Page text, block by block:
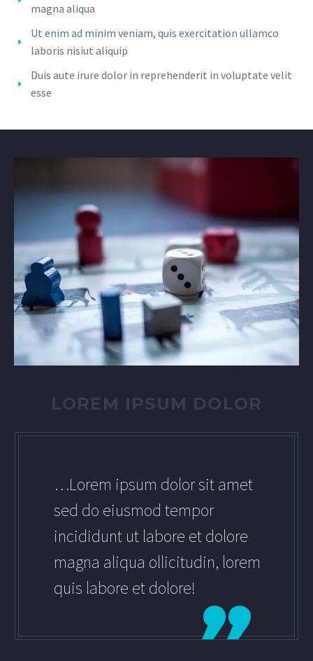
magna aliqua
Ut enim ad minim veniam, quis exercitation ullamco
laboris nisiut aliquip
Duis aute irure dolor in reprehenderit in voluptate velit
esse
LOREM IPSUM DOLOR
…Lorem ipsum dolor sit amet
sed do eiusmod tempor
incididunt ut labore et dolore
magna aliqua ollicitudin, lorem
quis labore et dolore!